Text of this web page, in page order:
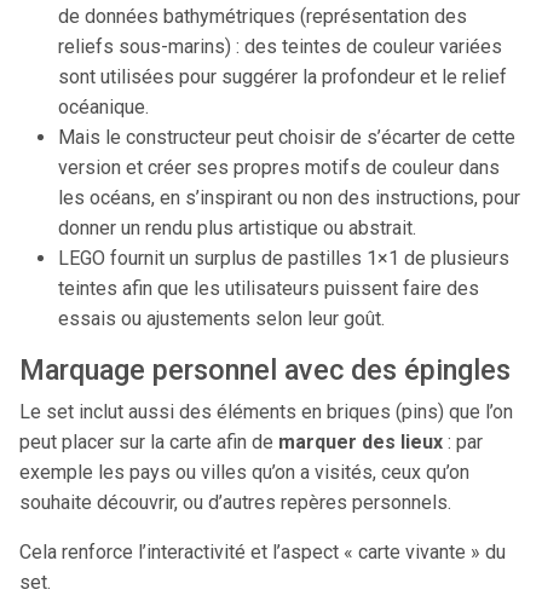
de données bathymétriques (représentation des
reliefs sous-marins) : des teintes de couleur variées
sont utilisées pour suggérer la profondeur et le relief
océanique.
Mais le constructeur peut choisir de s’écarter de cette
version et créer ses propres motifs de couleur dans
les océans, en s’inspirant ou non des instructions, pour
donner un rendu plus artistique ou abstrait.
LEGO fournit un surplus de pastilles 1×1 de plusieurs
teintes afin que les utilisateurs puissent faire des
essais ou ajustements selon leur goût.
Marquage personnel avec des épingles
Le set inclut aussi des éléments en briques (pins) que l’on
peut placer sur la carte afin de marquer des lieux : par
exemple les pays ou villes qu’on a visités, ceux qu’on
souhaite découvrir, ou d’autres repères personnels.
Cela renforce l’interactivité et l’aspect « carte vivante » du
set.